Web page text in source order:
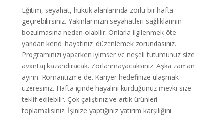
Eğitim, seyahat, hukuk alanlarında zorlu bir hafta
geçirebilirsiniz. Yakınlarınızın seyahatleri sağlıklarının
bozulmasına neden olabilir. Onlarla ilgilenmek öte
yandan kendi hayatınızı düzenlemek zorundasınız.
Programınızı yaparken iyimser ve neşeli tutumunuz size
avantaj kazandıracak. Zorlanmayacaksınız. Aşka zaman
ayırın. Romantizme de. Kariyer hedefinize ulaşmak
üzeresiniz. Hafta içinde hayalini kurduğunuz mevki size
teklif edilebilir. Çok çalıştınız ve artık ürünleri
toplamalısınız. İşinize yaptığınız yatırım karşılığını